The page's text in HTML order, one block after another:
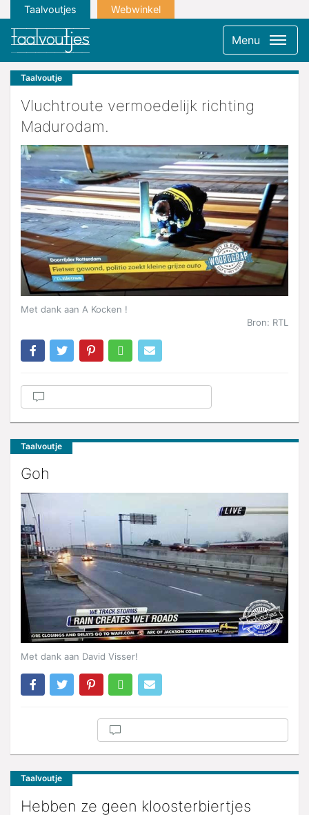
Taalvoutjes Webwinkel
Menu
Taalvoutje
Vluchtroute vermoedelijk richting
Madurodam.
Met dank aan A Kocken !
Bron: RTL
Taalvoutje
Goh
Met dank aan David Visser!
Taalvoutje
Hebben ze geen kloosterbiertjes